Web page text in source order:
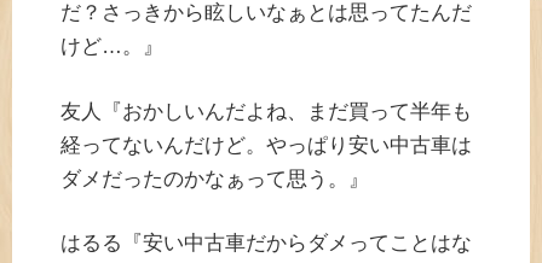
だ？さっきから眩しいなぁとは思ってたんだ
けど…。』
友人『おかしいんだよね、まだ買って半年も
経ってないんだけど。やっぱり安い中古車は
ダメだったのかなぁって思う。』
はるる『安い中古車だからダメってことはな